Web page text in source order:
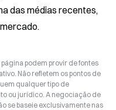
das médias recentes,
podem provir de fontes
Não refletem os pontos de
qualquer tipo de
ou jurídico. A negociação de
se baseie exclusivamente nas